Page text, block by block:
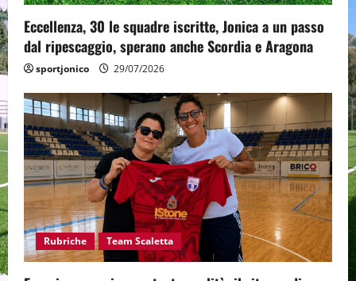
Eccellenza, 30 le squadre iscritte, Jonica a un passo
dal ripescaggio, sperano anche Scordia e Aragona
sportjonico 29/07/2026
Rubriche Team Scaletta